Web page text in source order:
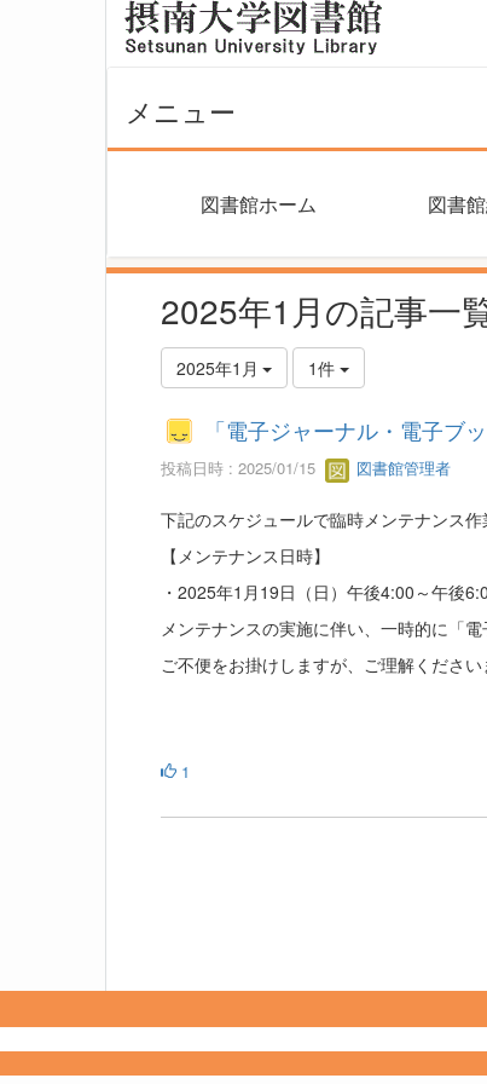
メニュー
図書館ホーム 図書
2025年1月の記事一
2025年1月 1件
「電子ジャーナル・電子ブ
投稿日時 : 2025/01/15 図書館管理者
下記のスケジュールで臨時メンテナンス作
【メンテナンス日時】
・2025年1月19日（日）午後4:00～午後
メンテナンスの実施に伴い、一時的に「
ご不便をお掛けしますが、ご理解ください
1